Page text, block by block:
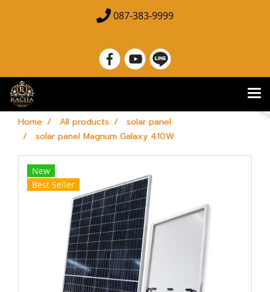
087-383-9999
Home All products
solar panel
solar panel Magnum Galaxy 410W
New
Best Seller